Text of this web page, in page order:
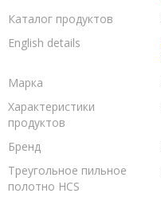
Каталог продуктов
English details
Марка
Характеристики
продуктов
Бренд
Треугольное пильное
полотно HCS